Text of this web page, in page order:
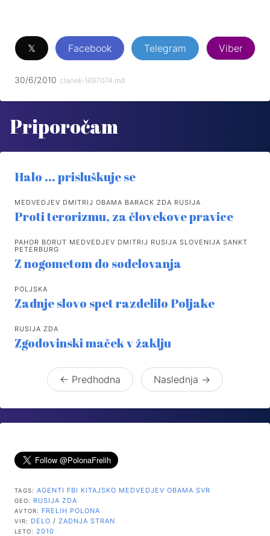
𝕏 Facebook Telegram Viber
30/6/2010 clanek-1697074.md
Priporočam
Halo ... prisluškuje se
MEDVEDJEV DMITRIJ OBAMA BARACK ZDA RUSIJA
Proti terorizmu, za človekove pravice
PAHOR BORUT MEDVEDJEV DMITRIJ RUSIJA SLOVENIJA SANKT
PETERBURG
Z nogometom do sodelovanja
POLJSKA
Zadnje slovo spet razdelilo Poljake
RUSIJA ZDA
Zgodovinski maček v žaklju
← Predhodna Naslednja →
TAGS: AGENTI FBI KITAJSKO MEDVEDJEV OBAMA SVR
GEO: RUSIJA ZDA
AVTOR: FRELIH POLONA
VIR: DELO / ZADNJA STRAN
LETO: 2010